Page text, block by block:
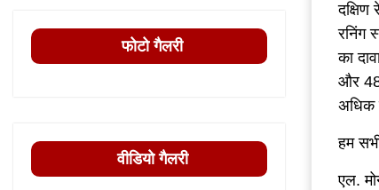
रनिंग
का
और
अधिक
हम
एल.
फोटो गैलरी
वीडियो गैलरी